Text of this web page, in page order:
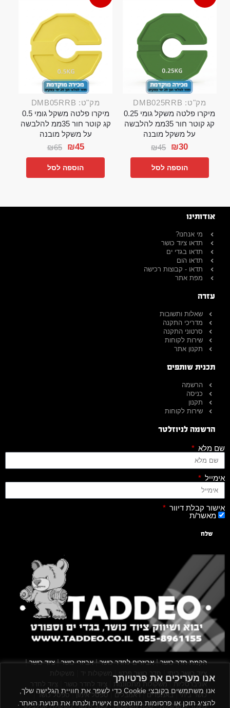
אנו מעריכים את פרטיותך
אנו משתמשים בקובצי Cookie כדי לשפר את חוויית הגלישה שלך,
להציג תוכן או פרסומות מותאמים אישית ולנתח את תנועת האתר.
מק"ט: DMB025RRB
מיקרו פלטה משקל גומי 0.25
קג קוטר חור 35ממ להלבשה
על משקל מובנה
₪45 ₪30
הוספה לסל
מק"ט: DMB05RRB
מיקרו פלטה משקל גומי 0.5
קג קוטר חור 35ממ להלבשה
על משקל מובנה
₪65 ₪45
הוספה לסל
אודותינו
מי אנחנו?
תדאו ציוד כושר
תדאו בגדי ים
תדאו הום
תדאו - קבוצות רכישה
מפת אתר
עזרה
שאלות ותשובות
מדריכי התקנה
סרטוני התקנה
שירות לקוחות
תקנון אתר
תכנית שותפים
הרשמה
כניסה
תקנון
שירות לקוחות
הרשמה לניוזלטר
שם מלא
אימייל
אישור קבלת דיוור
מאשר/ת
שלח
הקמת חדר כושר|אביזרים לחדר כושר|אביזרי כושר|ציוד כושר|
ציוד כושר ביתי חדר כושר פרטי משקולות יד
משקולות
אוניברסליות |משקולות מתכווננות ציוד לחדר כושר
ציוד לחדר
כושר ביתי|באמפרים |דאמבלים |ספסל אימון | ספסל כושר|
מעמד למשקולות|ספת משקולות |כלוב אימון|משקולת קטלבלס